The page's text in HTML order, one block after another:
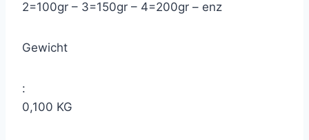
2=100gr – 3=150gr – 4=200gr – enz
Gewicht
:
0,100 KG